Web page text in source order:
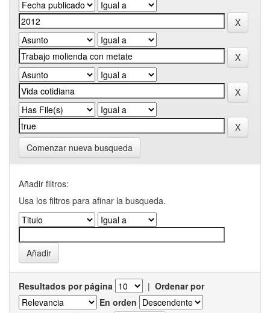
Comenzar nueva busqueda
Añadir filtros:
Usa los filtros para afinar la busqueda.
Resultados por página | Ordenar por
En orden